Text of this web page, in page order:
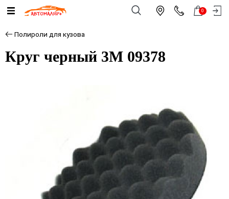
0
Полироли для кузова
Круг черный 3М 09378